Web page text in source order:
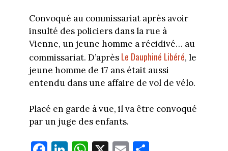
Convoqué au commissariat après avoir
insulté des policiers dans la rue à
Vienne, un jeune homme a récidivé… au
commissariat. D’après Le Dauphiné Libéré, le
jeune homme de 17 ans était aussi
entendu dans une affaire de vol de vélo.
Placé en garde à vue, il va être convoqué
par un juge des enfants.